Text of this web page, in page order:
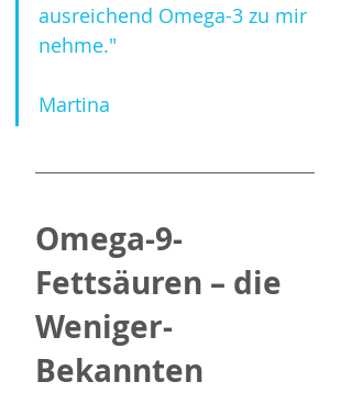
ausreichend Omega-3 zu mir
nehme."
Martina
Omega-9-
Fettsäuren – die
Weniger-
Bekannten